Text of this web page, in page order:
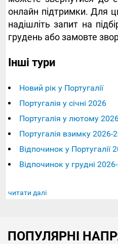
онлайн підтримки. Для
надішліть запит на
грудень або замовте
Інші тури
Новий рік у Португалії
Португалія у січні 2026
Португалія у лютому
Португалія взимку 2026-
Відпочинок у Португалії
Відпочинок у грудні
читати далі
ПОПУЛЯРНІ